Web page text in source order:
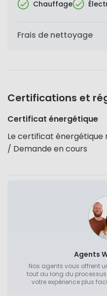
Chauffage
Frais de nettoyage
Certifications et
Certificat énergétique
Le certificat énergétique
/ Demande en cours
Agents
Nos agents vous offrent
tout au long du
votre expérience plus